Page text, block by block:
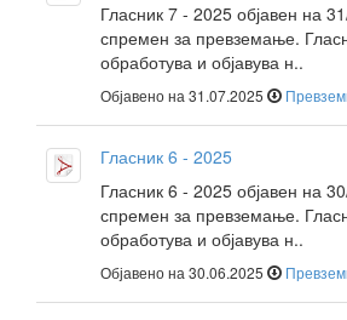
Гласник 7 - 2025 објавен на
спремен за превземање.
обработува и објавува н..
Објавено на 31.07.2025
Гласник 6 - 2025
Гласник 6 - 2025 објавен на
спремен за превземање.
обработува и објавува н..
Објавено на 30.06.2025